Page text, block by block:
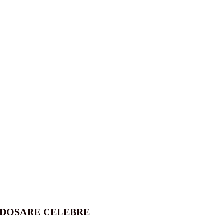
CELEBRE